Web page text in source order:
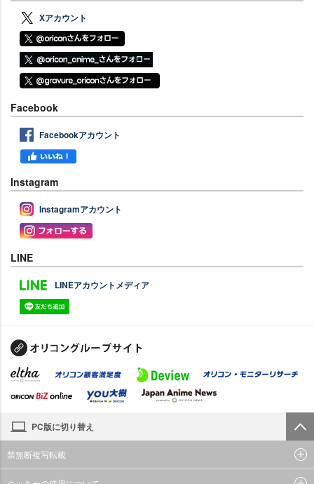
Xアカウント
Facebook
Facebookアカウント
Instagram
Instagramアカウント
LINE
LINEアカウントメディア
PC版に切り替え
禁無断複写転載